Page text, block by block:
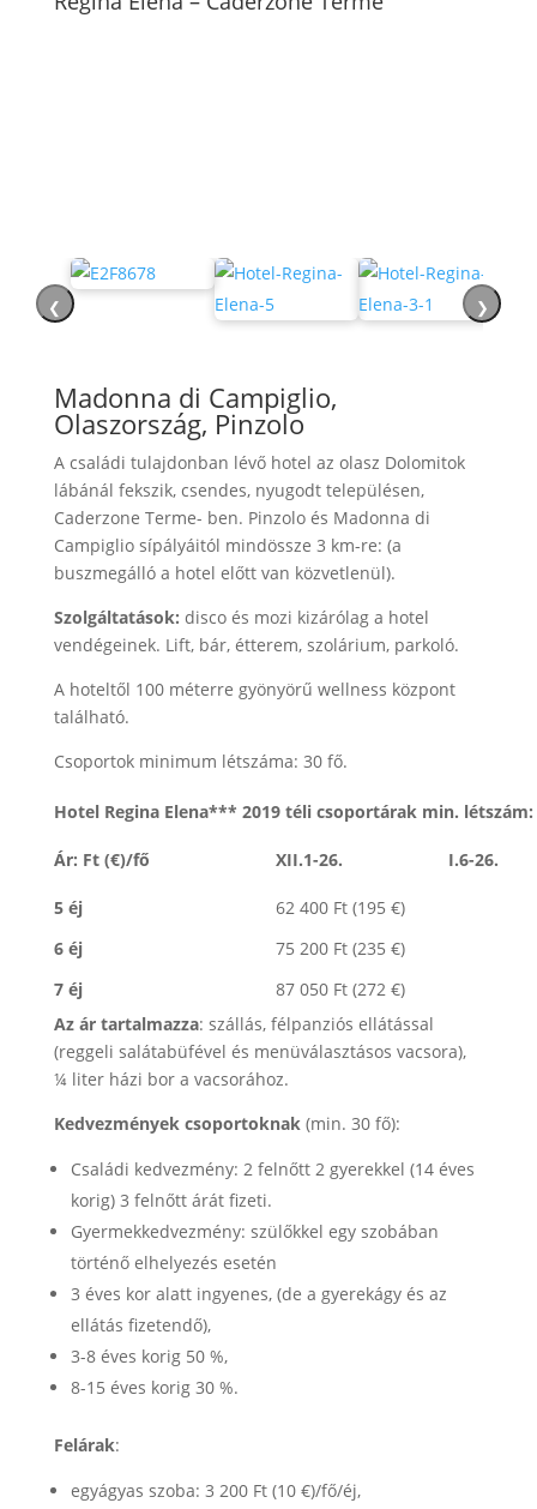
❮ ❯
Madonna di Campiglio,
Olaszország, Pinzolo
A családi tulajdonban lévő hotel az olasz Dolomitok
lábánál fekszik, csendes, nyugodt településen,
Caderzone Terme- ben. Pinzolo és Madonna di
Campiglio sípályáitól mindössze 3 km-re: (a
buszmegálló a hotel előtt van közvetlenül).
Szolgáltatások: disco és mozi kizárólag a hotel
vendégeinek. Lift, bár, étterem, szolárium, parkoló.
A hoteltől 100 méterre gyönyörű wellness központ
található.
Csoportok minimum létszáma: 30 fő.
Hotel Regina Elena*** 2019 téli csoportárak min.
Ár: Ft (€)/fő XII.1-26. I.6-26.
5 éj
62 400 Ft (195 €)
6 éj
75 200 Ft (235 €)
7 éj
87 050 Ft (272 €)
Az ár tartalmazza: szállás, félpanziós ellátással
(reggeli salátabüfével és menüválasztásos vacsora),
¼ liter házi bor a vacsorához.
Kedvezmények csoportoknak (min. 30 fő):
Családi kedvezmény: 2 felnőtt 2 gyerekkel (14 éves
korig) 3 felnőtt árát fizeti.
Gyermekkedvezmény: szülőkkel egy szobában
történő elhelyezés esetén
3 éves kor alatt ingyenes, (de a gyerekágy és az
ellátás fizetendő),
3-8 éves korig 50 %,
8-15 éves korig 30 %.
Felárak:
egyágyas szoba: 3 200 Ft (10 €)/fő/éj,